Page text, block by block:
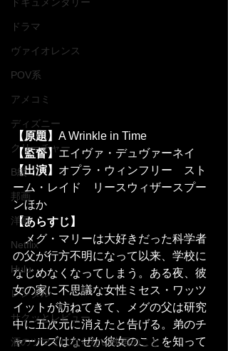
ドラマ
ヴァイオレンス
POV系
アメコミ
ディズニー
クリーチャー
B級
邦画
洋画
Netflix
Hulu
レンタル
サクッとレビュー
酒のツマミにならない映画のこと
【原題】 A Wrinkle in Time
【監督】エイヴァ・デュヴァーネイ
【出演】 オプラ・ウィンフリー　スト
ーム・レイド　リースウィザースプー
ンほか
【あらすじ】
メグ・マリーは大好きだった科学者
の父が行方不明になって以来、学校に
なじめなくなってしまう。ある夜、彼
女の家に不思議な女性ミセス・ワッツ
イットが訪ねてきて、メグの父は研究
中に五次元に消えたと告げる。弟のチ
ャールズはなぜか彼女のことを知って